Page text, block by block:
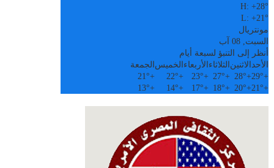
H:+28°
L:+21°
مونتريال
السبت, 08 آب
أنظر إلى التنبؤ لسبعة أيام
الأحدالاثنين الثلاثاء الأربعاء الخميس الجمعة
+
29°
+
28°
+
27°
+
23°
+
22°
+
21°
+
21°
+
20°
+
18°
+
17°
+
14°
+
13°